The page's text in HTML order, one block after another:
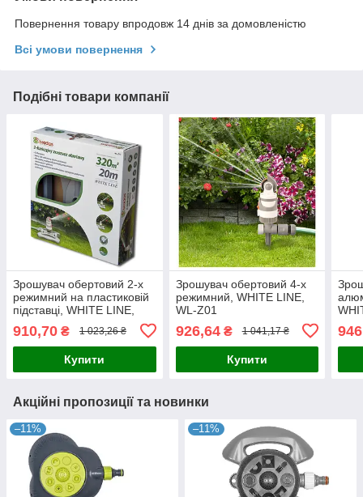
Повернення товару впродовж 14 днів за домовленістю
Всі умови повернення
Подібні товари компанії
Зрошувач обертовий 2-х
режимний на пластиковій
підставці, WHITE LINE,
910,70 ₴ 1 023,26 ₴
Купити
Зрошувач обертовий 4-х
режимний, WHITE LINE,
WL-Z01
926,64₴ 1 041,17 ₴
Купити
Акційні пропозиції та новинки
–11% –11%